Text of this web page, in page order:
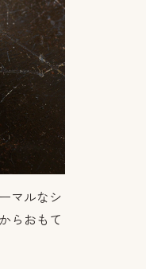
マルなシ
らおもて